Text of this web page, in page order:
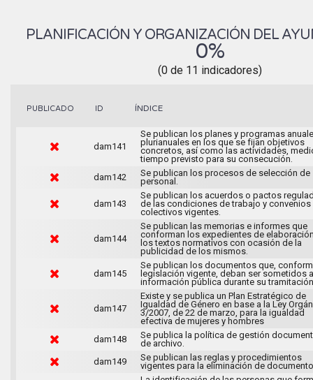
PLANIFICACIÓN Y ORGANIZACIÓN DEL
0%
(0 de 11 indicadores)
PUBLICADO ID ÍNDICE
dam141
Se publican los planes y programas
plurianuales en los que se fijan objetivos
concretos, así como las actividades,
tiempo previsto para su consecución.
dam142
Se publican los procesos de selección de
personal.
dam143
Se publican los acuerdos o pactos
de las condiciones de trabajo y convenios
colectivos vigentes.
dam144
Se publican las memorias e informes que
conforman los expedientes de
los textos normativos con ocasión de la
publicidad de los mismos.
dam145
Se publican los documentos que,
legislación vigente, deban ser sometidos a
información pública durante su
dam147
Existe y se publica un Plan Estratégico de
Igualdad de Género en base a la Ley
3/2007, de 22 de marzo, para la igualdad
efectiva de mujeres y hombres
dam148
Se publica la política de gestión
de archivo.
dam149
Se publican las reglas y procedimientos
vigentes para la eliminación de